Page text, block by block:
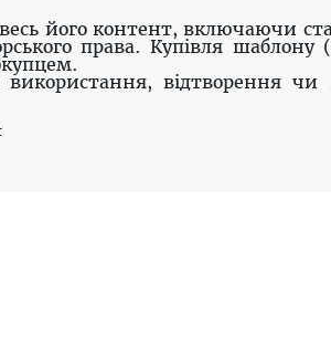
його контент, включаючи
права. Купівля шаблону
використання, відтворення